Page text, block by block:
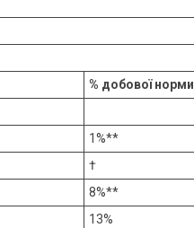
% добової норми
1%**
†
8%**
13%